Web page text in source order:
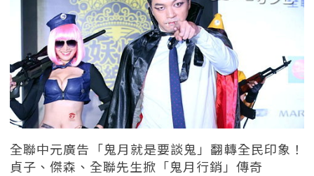
全聯中元廣告「鬼月就是要談鬼」翻轉全民印象！
貞子、傑森、全聯先生掀「鬼月行銷」傳奇